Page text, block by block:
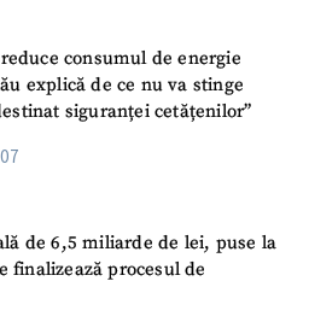
consumul de energie
explică de ce nu va stinge
siguranței cetățenilor”
de 6,5 miliarde de lei, puse la
finalizează procesul de